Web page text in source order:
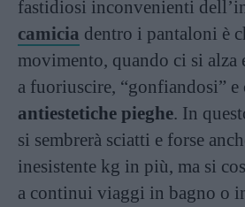
fastidiosi inconvenienti
camicia dentro i pantaloni è
movimento, quando ci si alza
a fuoriuscire, “gonfiandosi” e
antiestetiche pieghe. In
si sembrerà sciatti e forse
inesistente kg in più, ma si
a continui viaggi in bagno o